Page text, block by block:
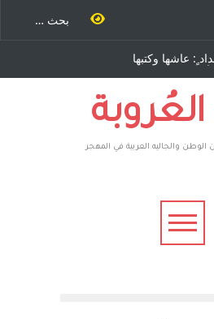
ومسلسل الخداع
: راسم عبيدات
والجاليه العربية في المهجر